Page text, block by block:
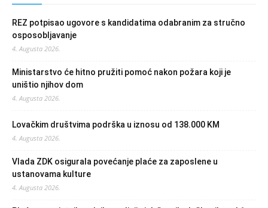
REZ potpisao ugovore s kandidatima odabranim za stručno
osposobljavanje
4. Augusta 2026.
Ministarstvo će hitno pružiti pomoć nakon požara koji je
uništio njihov dom
4. Augusta 2026.
Lovačkim društvima podrška u iznosu od 138.000 KM
4. Augusta 2026.
Vlada ZDK osigurala povećanje plaće za zaposlene u
ustanovama kulture
4. Augusta 2026.